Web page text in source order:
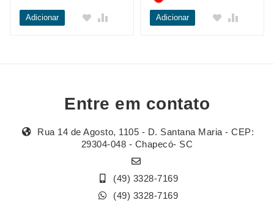
Adicionar Adicionar
Entre em contato
Rua 14 de Agosto, 1105 - D. Santana Maria - CEP:
29304-048 - Chapecó- SC
(49) 3328-7169
(49) 3328-7169